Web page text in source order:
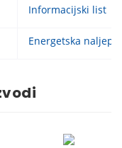
Informacijski list
Energetska